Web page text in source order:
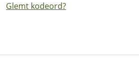
Glemt kodeord?